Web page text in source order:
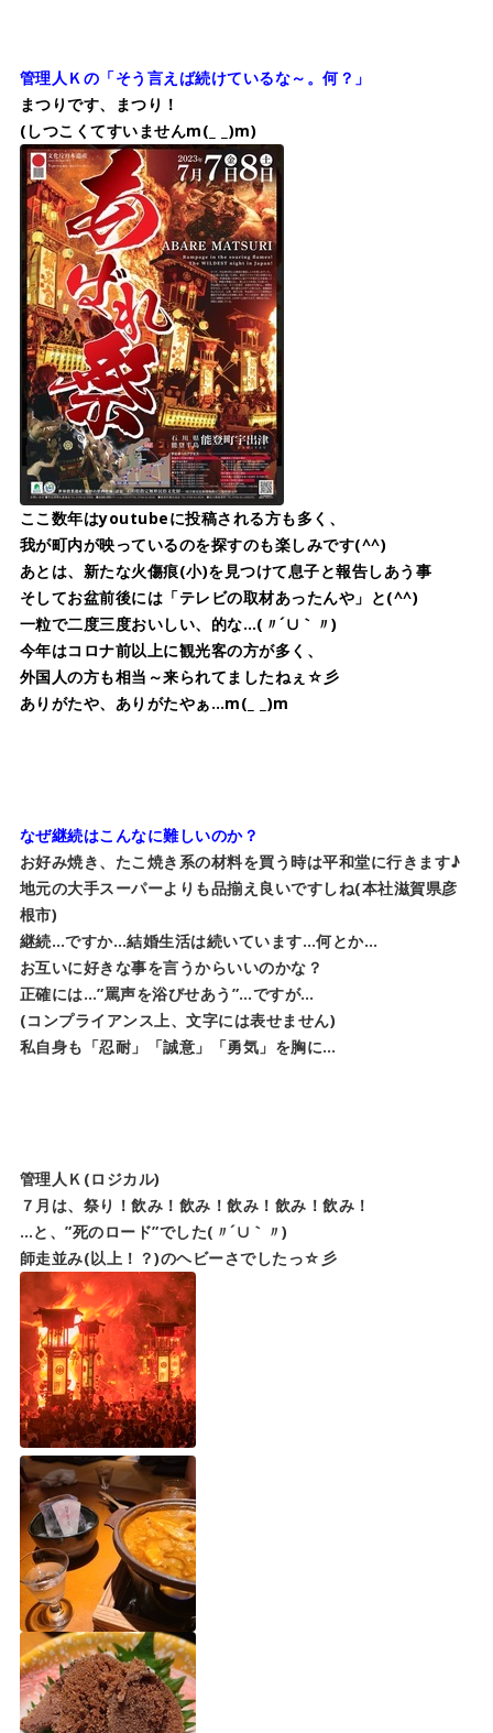
管理人Ｋの「そう言えば続けているな～。何？」
まつりです、まつり！
(しつこくてすいませんm(_ _)m)
ここ数年はyoutubeに投稿される方も多く、
我が町内が映っているのを探すのも楽しみです(^^)
あとは、新たな火傷痕(小)を見つけて息子と報告しあう事
そしてお盆前後には「テレビの取材あったんや」と(^^)
一粒で二度三度おいしい、的な…(〃´∪｀〃)ゞ
今年はコロナ前以上に観光客の方が多く、
外国人の方も相当～来られてましたねぇ☆彡
ありがたや、ありがたやぁ…m(_ _)m
なぜ継続はこんなに難しいのか？
お好み焼き、たこ焼き系の材料を買う時は平和堂に行きます♪
地元の大手スーパーよりも品揃え良いですしね(本社滋賀県彦
根市)
継続…ですか…結婚生活は続いています…何とか…
お互いに好きな事を言うからいいのかな？
正確には…”罵声を浴びせあう”…ですが…
(コンプライアンス上、文字には表せません)
私自身も「忍耐」「誠意」「勇気」を胸に…
管理人Ｋ(ロジカル)
７月は、祭り！飲み！飲み！飲み！飲み！飲み！
​​​​​​…と、”死のロード”でした(〃´∪｀〃)ゞ
師走並み(以上！？)のヘビーさでしたっ☆彡